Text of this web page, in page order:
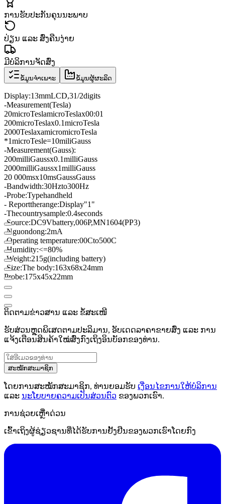
ການຮັບປະກັນຄຸນນະພາບ
ປ່ຽນ ແລະ ສົ່ງຄືນງ່າຍ
ມີບໍລິການຈັດສົ່ງ
ຂໍ້ມູນຈຳເພາະ ຂໍ້ມູນຜູ້ຜະລິດ
Display:13mmLCD,31/2digits
-Measurement(Tesla)
20microTeslamicroTeslax00:01
200microTeslax0.1microTesla
2000TeslaxamicromicroTesla
*1microTesle=10miliGauss
-Measurement(Gauss):
200milliGaussx0.1milliGauss
2000milliGaussx1milliGauss
20 000msx10msGaussGauss
-Bandwidth:30Hzto300Hz
-Probe:Typehandheld
- Reporttherange:Display"1 "
-Thecountrysample:0.4seconds
-Source:DC9Vbattery,006P,MN1604(PP3)
-Nguondong:2mA
-Operating temperature:00Cto500C
-Humidity:<=80%
-Weight:215g(including battery)
-Size:The body:163x68x24mm
Probe:175x45x22mm
ຕິດຕາມຂ່າວສານ ແລະ ຂໍ້ສະເໜີ
ຮັບສ່ວນຫຼຸດພິເສດຕາມປະລິມານ, ອັບເດດລາຄາຂາຍສົ່ງ ແລະ ການ
ແຈ້ງເຕືອນສິນຄ້າໃໝ່ສົ່ງກົງເຖິງອິນບັອກຂອງທ່ານ.
ສະໝັກສະມາຊິກ
ໂດຍການສະໝັກສະມາຊິກ, ທ່ານຍອມຮັບ ເງື່ອນໄຂການໃຫ້ບໍລິການ
ແລະ ນະໂຍບາຍຄວາມເປັນສ່ວນຕົວ ຂອງພວກເຮົາ.
ການຊ່ວຍເຫຼືໍາດ່ວນ
ເຂົ້າເຖິງຜູ້ຊ່ຽວຊານທີ່ໄດ້ຮັບການຢັ້ງຢືນຂອງພວກເຮົາໂດຍກົງ